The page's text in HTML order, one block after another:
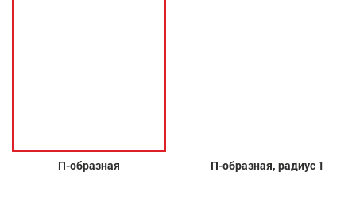
П-образная П-образная, радиус 1